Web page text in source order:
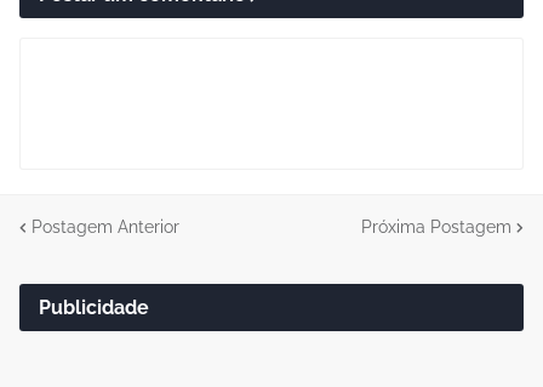
Postagem Anterior Próxima Postagem
Publicidade